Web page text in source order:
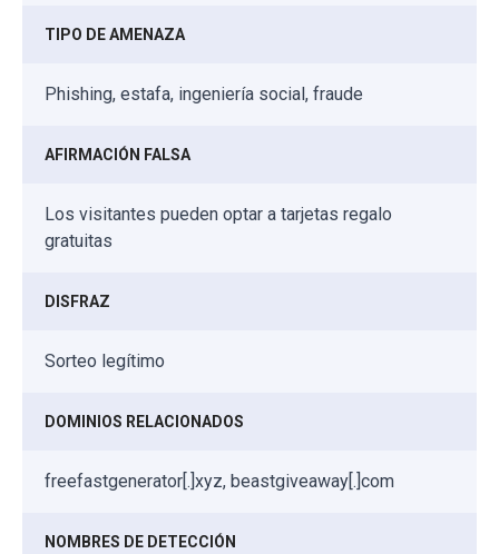
TIPO DE AMENAZA
Phishing, estafa, ingeniería social, fraude
AFIRMACIÓN FALSA
Los visitantes pueden optar a tarjetas regalo
gratuitas
DISFRAZ
Sorteo legítimo
DOMINIOS RELACIONADOS
freefastgenerator[.]xyz, beastgiveaway[.]com
NOMBRES DE DETECCIÓN